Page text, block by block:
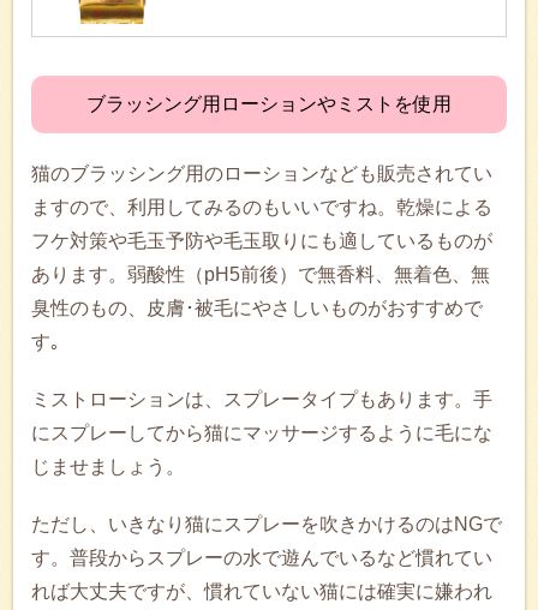
ブラッシング用ローションやミストを使用
猫のブラッシング用のローションなども販売されてい
ますので、利用してみるのもいいですね。乾燥による
フケ対策や毛玉予防や毛玉取りにも適しているものが
あります。弱酸性（pH5前後）で無香料、無着色、無
臭性のもの、皮膚･被毛にやさしいものがおすすめで
す｡
ミストローションは、スプレータイプもあります。手
にスプレーしてから猫にマッサージするように毛にな
じませましょう。
ただし、いきなり猫にスプレーを吹きかけるのはNGで
す。普段からスプレーの水で遊んでいるなど慣れてい
れば大丈夫ですが、慣れていない猫には確実に嫌われ